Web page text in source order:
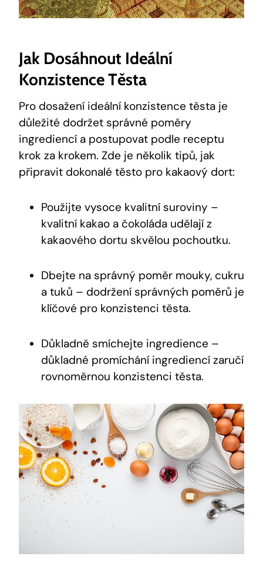
Jak Dosáhnout‍ Ideální
Konzistence Těsta
Pro ⁢dosažení ideální konzistence těsta⁣ je
důležité dodržet ⁤správné poměry​
ingrediencí a postupovat podle ⁢receptu
⁤krok za krokem. Zde je několik tipů, jak‍
připravit dokonalé těsto ‍pro kakaový ⁤dort:
Použijte vysoce kvalitní suroviny –
kvalitní kakao a čokoláda udělají z
⁤kakaového​ dortu skvělou⁤ pochoutku.
Dbejte na správný poměr mouky,‍ cukru⁤
a tuků – dodržení správných ⁣poměrů je
klíčové ⁢pro konzistenci těsta.
Důkladně smíchejte ingredience –
důkladné promíchání ingrediencí zaručí
rovnoměrnou konzistenci​ těsta.